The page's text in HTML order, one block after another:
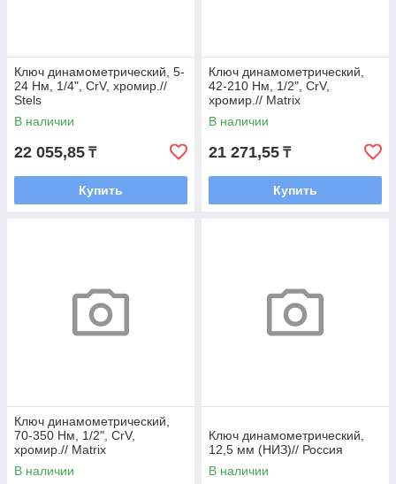
Ключ динамометрический, 5-
24 Нм, 1/4", CrV, хромир.//
Stels
В наличии
22 055,85 ₸
Купить
Ключ динамометрический,
42-210 Нм, 1/2", CrV,
хромир.// Matrix
В наличии
21 271,55 ₸
Купить
Ключ динамометрический,
70-350 Нм, 1/2", CrV,
хромир.// Matrix
В наличии
Ключ динамометрический,
12,5 мм (НИЗ)// Россия
В наличии